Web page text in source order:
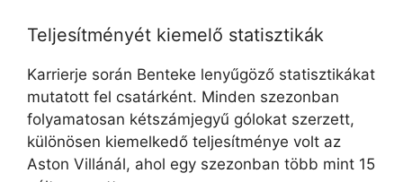
Teljesítményét kiemelő statisztikák
Karrierje során Benteke lenyűgöző statisztikákat
mutatott fel csatárként. Minden szezonban
folyamatosan kétszámjegyű gólokat szerzett,
különösen kiemelkedő teljesítménye volt az
Aston Villánál, ahol egy szezonban több mint 15